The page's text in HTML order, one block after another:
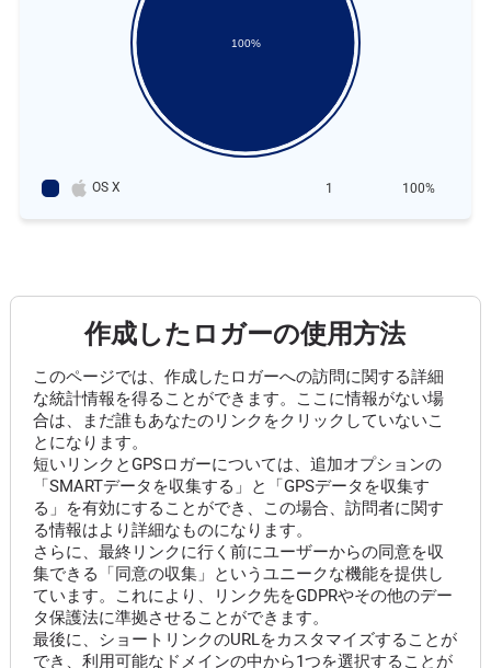
100%
OS X 1 100%
作成したロガーの使用方法
このページでは、作成したロガーへの訪問に関する詳細
な統計情報を得ることができます。ここに情報がない場
合は、まだ誰もあなたのリンクをクリックしていないこ
とになります。
短いリンクとGPSロガーについては、追加オプションの
「SMARTデータを収集する」と「GPSデータを収集す
る」を有効にすることができ、この場合、訪問者に関す
る情報はより詳細なものになります。
さらに、最終リンクに行く前にユーザーからの同意を収
集できる「同意の収集」というユニークな機能を提供し
ています。これにより、リンク先をGDPRやその他のデー
タ保護法に準拠させることができます。
最後に、ショートリンクのURLをカスタマイズすることが
でき、利用可能なドメインの中から1つを選択することが